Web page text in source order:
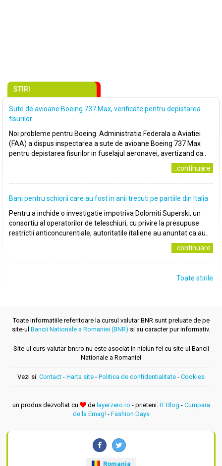
STIRI
Sute de avioane Boeing 737 Max, verificate pentru depistarea
fisurilor
Noi probleme pentru Boeing. Administratia Federala a Aviatiei
(FAA) a dispus inspectarea a sute de avioane Boeing 737 Max
pentru depistarea fisurilor in fuselajul aeronavei, avertizand ca..
..continuare
Bani pentru schiorii care au fost in anii trecuti pe partiile din Italia
Pentru a inchide o investigatie impotriva Dolomiti Superski, un
consortiu al operatorilor de teleschiuri, cu privire la presupuse
restrictii anticoncurentiale, autoritatile italiene au anuntat ca au..
..continuare
Toate stirile
Toate informatiile referitoare la cursul valutar BNR sunt preluate de pe
site-ul Bancii Nationale a Romaniei (BNR) si au caracter pur informativ.
Site-ul curs-valutar-bnr.ro nu este asociat in niciun fel cu site-ul Bancii
Nationale a Romaniei
Vezi si: Contact - Harta site - Politica de confidentialitate - Cookies
un produs dezvoltat cu de layerzero.ro - prieteni: IT Blog - Cumpara
de la Emag!- Fashion Days
Romania